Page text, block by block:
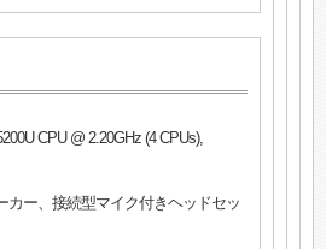
CPU @ 2.20GHz (4 CPUs),
カー、接続型マイク付きヘッドセッ